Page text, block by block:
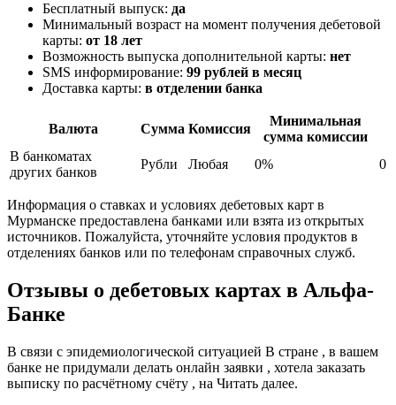
Бесплатный выпуск: да
Минимальный возраст на момент получения дебетовой
карты: от 18 лет
Возможность выпуска дополнительной карты: нет
SMS информирование: 99 рублей в месяц
Доставка карты: в отделении банка
Валюта Сумма Комиссия
Минимальная
сумма комиссии
В банкоматах
других банков
Рубли Любая 0% 0
Информация о ставках и условиях дебетовых карт в
Мурманске предоставлена банками или взята из открытых
источников. Пожалуйста, уточняйте условия продуктов в
отделениях банков или по телефонам справочных служб.
Отзывы о дебетовых картах в Альфа-
Банке
В связи с эпидемиологической ситуацией В стране , в вашем
банке не придумали делать онлайн заявки , хотела заказать
выписку по расчётному счёту , на Читать далее.